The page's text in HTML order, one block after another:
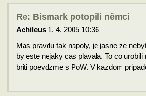
Re: Bismark potopili němci
Achileus 1. 4. 2005 10:36
Mas pravdu tak napoly, je jasne ze
by este nejaky cas plavala. To co urobili
briti poevdzme s PoW. V kazdom